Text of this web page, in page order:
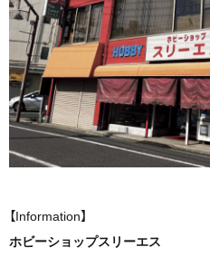
【Information】
ホビーショップスリーエス